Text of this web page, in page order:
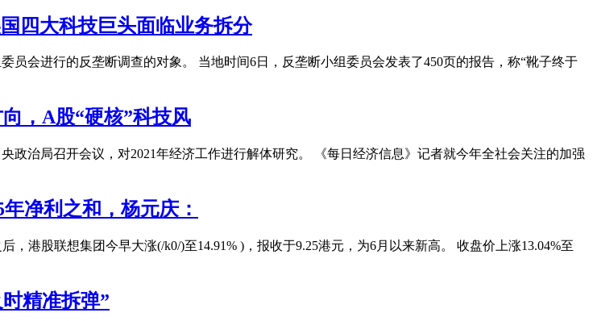
四大科技巨头面临业务拆分
员会进行的反垄断调查的对象。 当地时间6日，反垄断小组委员会发表了450页的报告，称“靴子终于
，A股“硬核”科技风
政治局召开会议，对2021年经济工作进行解体研究。 《每日经济信息》记者就今年全社会关注的加强
净利之和，杨元庆：
港股联想集团今早大涨(/k0/)至14.91% )，报收于9.25港元，为6月以来新高。 收盘价上涨13.04%至
精准拆弹”